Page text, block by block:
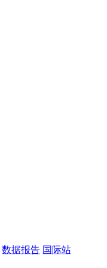
数据报告 国际站